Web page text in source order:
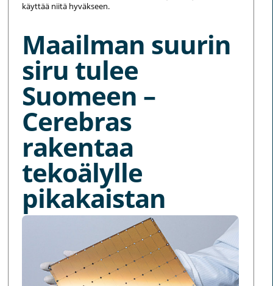
käyttää niitä hyväkseen.
Maailman suurin
siru tulee
Suomeen –
Cerebras
rakentaa
tekoälylle
pikakaistan